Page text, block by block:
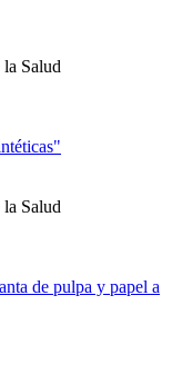
Salud
Salud
de pulpa y papel a